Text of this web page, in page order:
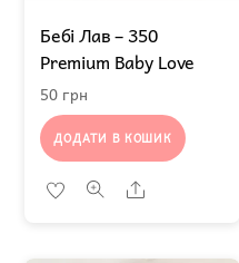
Бебі Лав – 350
Premium Baby Love
50 грн
ДОДАТИ В КОШИК
Share